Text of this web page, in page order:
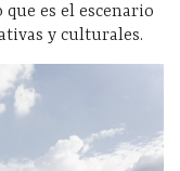
es el escenario
y culturales.